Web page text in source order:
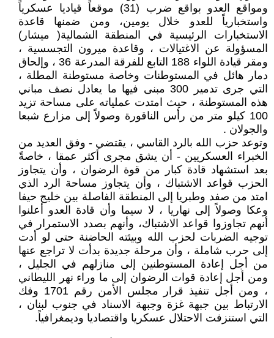
ومواقع العدو بواقع ضرب (31) موقعاً قياديا عسكرياً
واستخبارياً للعدو خلال يومين، ومن ضمنها قاعدة
الاستخبارات الرئيسية في المنطقة الشمالية( ميشار)
المسؤولة عن الاغتيالات ، وقاعدة ميرون التجسسية ،
ومقر قيادة اللواء 188 التابع للفرقة المدرعة 36 ، وإلحاق
دمار هائل في المستوطنات وخاصة مستوطنة المطلة ،
التي جرى تدمير 300 مبنى فيها ما يعادل نصف مباني
هذه المستوطنة ، حيث امتدت عملياته على مساحة تزيد
100 كيلو متر من رأس الناقورة وصولاً إلى مزارع شبعا
والجولان .
وتوعد حزب الله بالرد القاسي ، يقتضي - وفق العديد من
الخبراء العسكريين - أن يشق مجرى أكثر عمقا ، خاصةً
بعد استشهاد قادة كبار من قوة الرضوان ، وأن يتجاوز
الحزب قواعد الاشتباك ، وأن يتجاوز مساحة الرد الذي
امتد من صفد وطبريا إلى المنطقة الفاصلة بين خليج حيفا
وعكا وصولاً إلى نهاريا ، لا سيما وأن قادة العدو أعلنوا
أنهم تجاوزوا قواعد الاشتباك، وأنهم بصدد الاستمرار في
توجيه الضربات لحزب الله وبيئته الحاضنة حتى لو أدت
إلى حرب شاملة ، وأن مرحلة جديدة بدأت لا تراجع عنها
من أجل إعادة المستوطنين إلى منازلهم في الجليل ،
ومن أجل إعادة قوات الرضوان إلى ما وراء نهر الليطاني
، ومن أجل تنفيذ قرار مجلس الأمن رقم 1701 وفك
الارتباط بين جبهة غزة وجبهة الاسناد في جنوب لبنان ،
التي استنزفت الاحتلال عسكريا واقتصاديا وديمغرافياً.